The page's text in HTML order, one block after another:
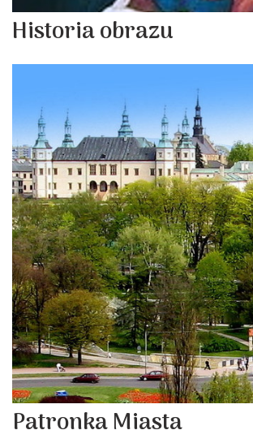
Historia obrazu
Patronka Miasta